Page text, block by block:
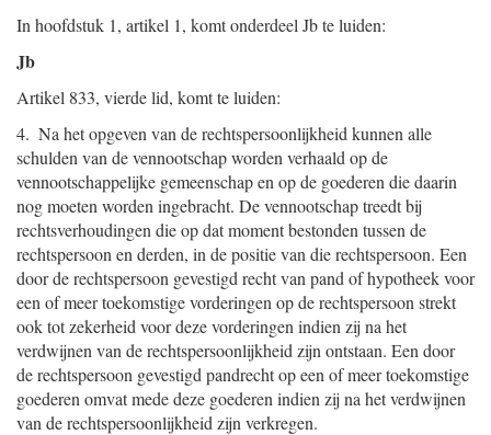
In hoofdstuk 1, artikel 1, komt onderdeel Jb te luiden:
Jb
Artikel 833, vierde lid, komt te luiden:
4. Na het opgeven van de rechtspersoonlijkheid kunnen alle
schulden van de vennootschap worden verhaald op de
vennootschappelijke gemeenschap en op de goederen die daarin
nog moeten worden ingebracht. De vennootschap treedt bij
rechtsverhoudingen die op dat moment bestonden tussen de
rechtspersoon en derden, in de positie van die rechtspersoon. Een
door de rechtspersoon gevestigd recht van pand of hypotheek voor
een of meer toekomstige vorderingen op de rechtspersoon strekt
ook tot zekerheid voor deze vorderingen indien zij na het
verdwijnen van de rechtspersoonlijkheid zijn ontstaan. Een door
de rechtspersoon gevestigd pandrecht op een of meer toekomstige
goederen omvat mede deze goederen indien zij na het verdwijnen
van de rechtspersoonlijkheid zijn verkregen.